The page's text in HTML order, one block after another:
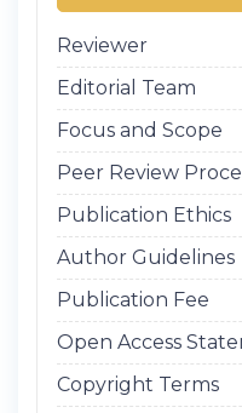
Reviewer
Editorial Team
Focus and Scope
Peer Review
Publication Ethics
Author Guidelines
Publication Fee
Open Access
Copyright Terms